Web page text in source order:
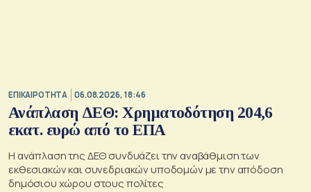
ΕΠΙΚΑΙΡΟΤΗΤΑ 06.08.2026, 18:46
Ανάπλαση ΔΕΘ: Χρηματοδότηση 204,6
εκατ. ευρώ από το ΕΠΑ
Η ανάπλαση της ΔΕΘ συνδυάζει την αναβάθμιση των
εκθεσιακών και συνεδριακών υποδομών με την απόδοση
δημόσιου χώρου στους πολίτες